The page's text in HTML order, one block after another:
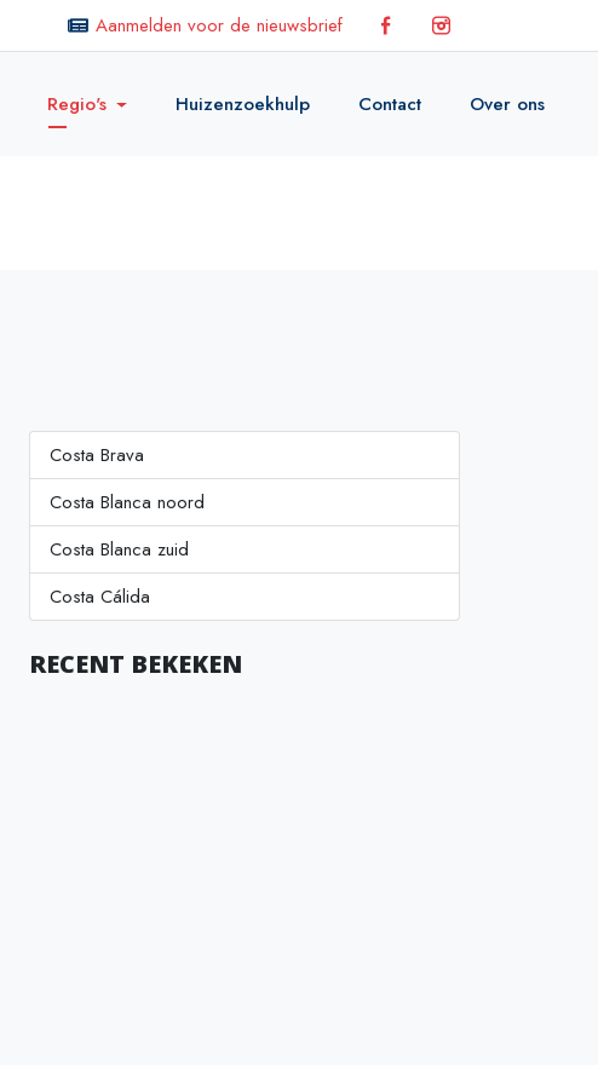
Aanmelden voor de nieuwsbrief
Regio's Huizenzoekhulp Contact Over ons
Costa Brava
Costa Blanca noord
Costa Blanca zuid
Costa Cálida
RECENT BEKEKEN